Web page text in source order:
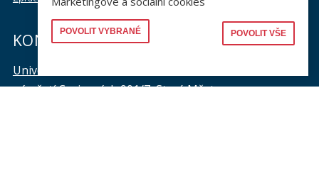
KONTAKTY
Univerzita Karlova, Právnická fakulta
náměstí Curieových 901/7, Staré Město
POVOLIT VYBRANÉ POVOLIT VŠE